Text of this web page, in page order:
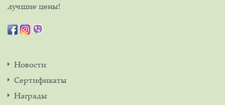
лучшие цены!
Новости
Сертификаты
Награды